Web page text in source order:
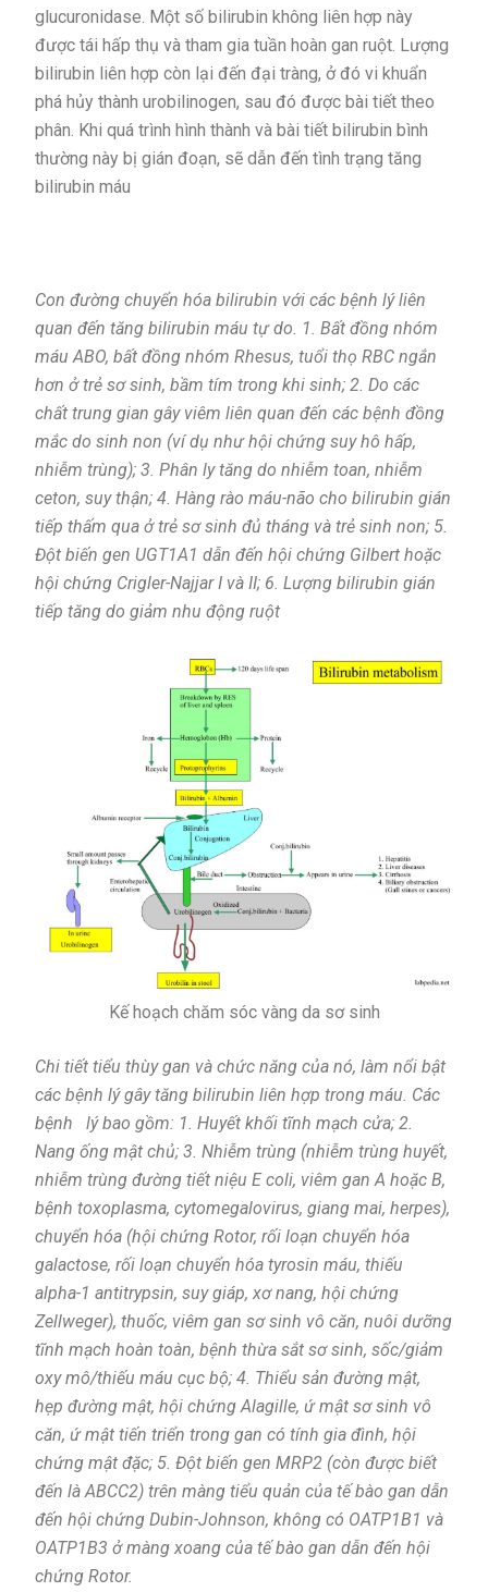
glucuronidase. Một số bilirubin không liên hợp này
được tái hấp thụ và tham gia tuần hoàn gan ruột. Lượng
bilirubin liên hợp còn lại đến đại tràng, ở đó vi khuẩn
phá hủy thành urobilinogen, sau đó được bài tiết theo
phân. Khi quá trình hình thành và bài tiết bilirubin bình
thường này bị gián đoạn, sẽ dẫn đến tình trạng tăng
bilirubin máu
Conđường chuyển hóabilirubin với các bệnh lý liên
quan đến tăng bilirubin máu tự do. 1. Bất đồng nhóm
máu ABO, bất đồng nhóm Rhesus, tuổi thọ RBC ngắn
hơn ở trẻ sơ sinh, bầm tím trong khi sinh; 2. Do các
chất trung gian gây viêm liên quan đến các bệnh đồng
mắc do sinh non (ví dụ như hội chứng suy hô hấp,
nhiễm trùng); 3. Phân ly tăng do nhiễm toan, nhiễm
ceton, suy thận; 4. Hàng rào máu-não cho bilirubin gián
tiếp thấm qua ở trẻ sơ sinh đủ tháng và trẻ sinh non; 5.
Đột biến gen UGT1A1 dẫn đến hội chứng Gilbert hoặc
hội chứng Crigler-Najjar I và II; 6. Lượng bilirubin gián
tiếp tăng do giảm nhu động ruột
Kế hoạch chăm sóc vàng da sơ sinh
Chi tiết tiểu thùy gan và chức năng của nó, làm nổi bật
các bệnh lý gây tăng bilirubin liên hợp trong máu. Các
bệnh lý bao gồm: 1. Huyết khối tĩnh mạch cửa; 2.
Nang ống mật chủ; 3. Nhiễm trùng (nhiễm trùng huyết,
nhiễm trùng đường tiết niệu E coli, viêm gan A hoặc B,
bệnh toxoplasma, cytomegalovirus, giang mai, herpes),
chuyển hóa (hội chứng Rotor, rối loạn chuyển hóa
galactose, rối loạn chuyển hóa tyrosin máu, thiếu
alpha-1 antitrypsin, suy giáp, xơ nang, hội chứng
Zellweger), thuốc, viêm gan sơ sinh vô căn, nuôi dưỡng
tĩnh mạch hoàn toàn, bệnh thừa sắt sơ sinh, sốc/giảm
oxy mô/thiếu máu cục bộ; 4. Thiểu sản đường mật,
hẹp đường mật, hội chứng Alagille, ứ mật sơ sinh vô
căn, ứ mật tiến triển trong gan có tính gia đình, hội
chứng mật đặc; 5. Đột biến gen MRP2 (còn được biết
đến là ABCC2) trên màng tiểu quản của tế bào gan dẫn
đến hội chứng Dubin-Johnson, không có OATP1B1 và
OATP1B3 ở màng xoang của tế bào gan dẫn đến hội
chứng Rotor.